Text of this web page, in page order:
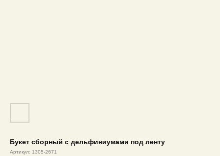
Букет сборный с дельфиниумами под ленту
Артикул: 1305-2671